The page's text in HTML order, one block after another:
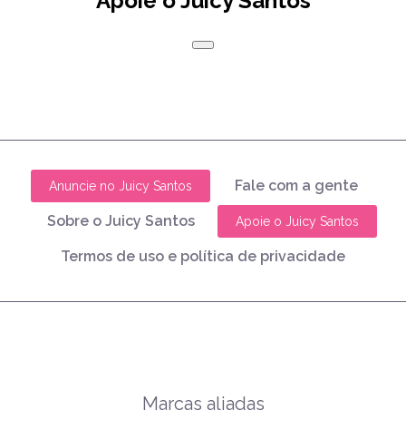
Anuncie no Juicy Santos Fale com a gente
Sobre o Juicy Santos Apoie o Juicy Santos
Termos de uso e política de privacidade
Marcas aliadas